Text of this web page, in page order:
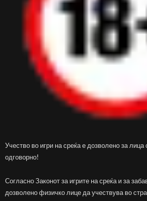
Учество во игри на среќа е дозволено за лица
одговорно!
Согласно Законот за игрите на среќа и за
дозволено физичко лице да учествува во